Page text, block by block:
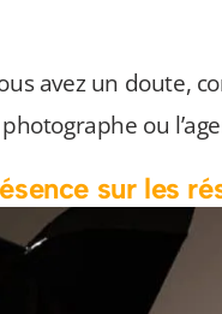
avez un doute,
ou
sur les